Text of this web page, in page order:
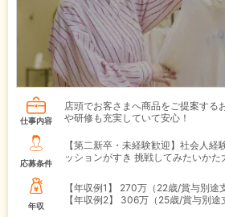
仕事内容
店頭でお客さまへ商品をご提案する
や研修も充実していて安心！
応募条件
【第二新卒・未経験歓迎】社会人経
ッションがすき 挑戦してみたいかた
年収
【年収例1】
270万（22歳/賞与別途
【年収例2】
306万（25歳/賞与別途